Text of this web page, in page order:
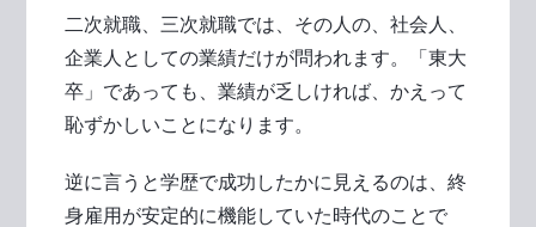
二次就職、三次就職では、その人の、社会人、
企業人としての業績だけが問われます。「東大
卒」であっても、業績が乏しければ、かえって
恥ずかしいことになります。
逆に言うと学歴で成功したかに見えるのは、終
身雇用が安定的に機能していた時代のことで